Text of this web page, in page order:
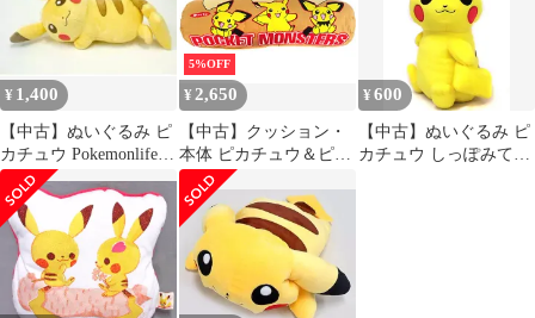
＆ I LOVE EIEVUI in
my room」 ラストワン
賞
ンスター」 ポケモンセ
ンター限定
¥ 1,400
【中古】ぬいぐるみ ピ
カチュウ Pokemonlife＠
room 抱き枕 「ポケッ
トモンスターXY」
5%OFF
¥ 2,650
【中古】クッション・
本体 ピカチュウ＆ピチ
ュー コッペパン型抱き
枕 「ポケットモンスタ
ー」 ポケモンパン 毎日
ポケモン、元気だもん
キャンペーン 当選品
¥600
【中古】ぬいぐるみ ピ
カチュウ しっぽみてみ